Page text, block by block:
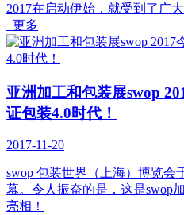
2017在启动伊始，就受到了广
更多
亚洲加工和包装展swop
证包装4.0时代！
2017-11-20
swop 包装世界（上海）博览会
幕。令人振奋的是，这是swop
亮相！